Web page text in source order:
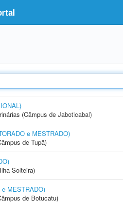
(Câmpus de Jaboticabal)
e MESTRADO)
de Tupã)
Solteira)
e MESTRADO)
de Botucatu)